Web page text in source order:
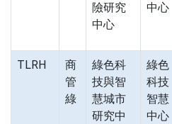
險研究
中心
中心
TLRH
商
管
綠
綠色科
技與智
慧城市
研究中
綠色
科技
智慧
中心